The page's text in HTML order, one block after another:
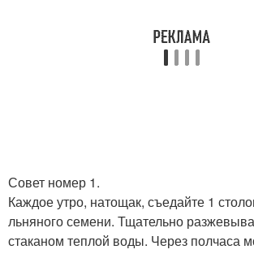
Совет номер 1.
Каждое утро, натощак, съедайте 1
льняного семени. Тщательно
стаканом теплой воды. Через полчаса